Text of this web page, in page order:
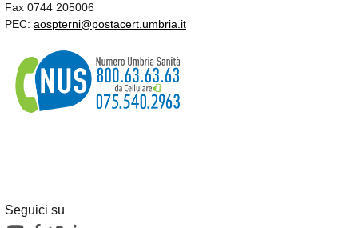
Fax 0744 205006
PEC: aospterni@postacert.umbria.it
Seguici su